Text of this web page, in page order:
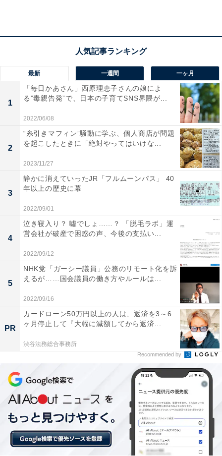
大学を卒業し、仕事をはじめる20代前半は、男性が278
万円、女性が248万円となっています。男性はそこから
定年を迎える60歳まで平均年収が上がり続け、55～59歳
では平均が686万円となっています。
他方で女性は、結婚する人が増える20代後半が最も高く
平均328万円となり、その後は平均300万円強を横ばいに
女性の20%以上は、結婚相手に求める年収が400～500万
円と言われています。上記のデータを見ると、夫の給料
だけでなかなか実現できないかもしれません。そんな時
は「夫婦共働きで年収600万円を目指す家計管理」をご
覧ください。
業界別の平均年収
次に、業界別で平均年収を比較します。次のグラフは14
最新 一週間 一ヶ月
1
「毎日かあさん」西原理恵子さんの娘によ
る”毒親告発”で、日本の子育てSNS界隈が...
2022/06/08
2
“糸引きマフィン”騒動に学ぶ、個人商店が問題
を起こしたときに「絶対やってはいけな...
2023/11/27
3
静かに消えていったJR「フルムーンパス」 40
年以上の歴史に幕
2022/09/01
4
泣き寝入り？ 噓でしょ……？ 「脱毛ラボ」運
営会社が破産で困惑の声、今後の支払い...
2022/09/12
5
NHK党「ガーシー議員」公務のリモート化を訴
えるが……国会議員の働き方やルールは...
2022/09/16
PR
カードローン50万円以上の人は、返済を3～6
ヶ月停止して『大幅に減額してから返済...
渋谷法務総合事務所
Recommended by